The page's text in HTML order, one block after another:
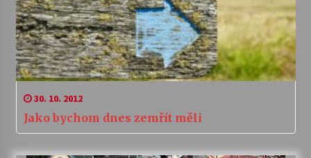
30. 10. 2012
Jako bychom dnes zemřít měli